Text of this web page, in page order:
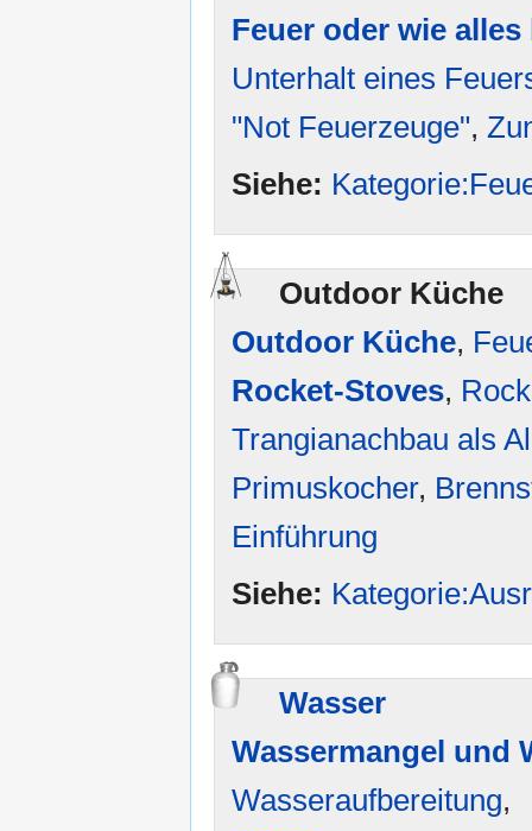
Feuer oder wie alles
Unterhalt eines
"Not Feuerzeuge",
Siehe:
Outdoor Küche
Outdoor Küche,
Rocket-Stoves,
Trangianachbau als
Primuskocher,
Einführung
Siehe:
Wasser
Wassermangel und
Wasseraufbereitung,